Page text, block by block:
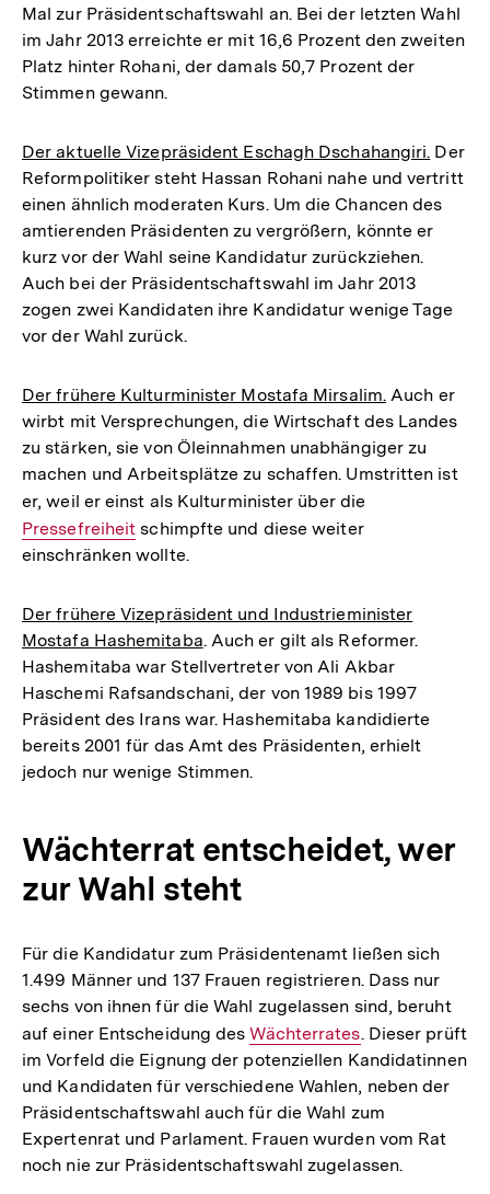
Mal zur Präsidentschaftswahl an. Bei der letzten Wahl
im Jahr 2013 erreichte er mit 16,6 Prozent den zweiten
Platz hinter Rohani, der damals 50,7 Prozent der
Stimmen gewann.
Der aktuelle Vizepräsident Eschagh Dschahangiri. Der
Reformpolitiker steht Hassan Rohani nahe und vertritt
einen ähnlich moderaten Kurs. Um die Chancen des
amtierenden Präsidenten zu vergrößern, könnte er
kurz vor der Wahl seine Kandidatur zurückziehen.
Auch bei der Präsidentschaftswahl im Jahr 2013
zogen zwei Kandidaten ihre Kandidatur wenige Tage
vor der Wahl zurück.
Der frühere Kulturminister Mostafa Mirsalim.Auch er
wirbt mit Versprechungen, die Wirtschaft des Landes
zu stärken, sie von Öleinnahmen unabhängiger zu
machen und Arbeitsplätze zu schaffen. Umstritten ist
er, weil er einst als Kulturminister über die
Pressefreiheit schimpfte und diese weiter
einschränken wollte.
Der frühere Vizepräsident und Industrieminister
Mostafa Hashemitaba. Auch er gilt als Reformer.
Hashemitaba war Stellvertreter von Ali Akbar
Haschemi Rafsandschani, der von 1989 bis 1997
Präsident des Irans war. Hashemitaba kandidierte
bereits 2001 für das Amt des Präsidenten, erhielt
jedoch nur wenige Stimmen.
Wächterrat entscheidet, wer
zur Wahl steht
Für die Kandidatur zum Präsidentenamt ließen sich
1.499 Männer und 137 Frauen registrieren. Dass nur
sechs von ihnen für die Wahl zugelassen sind, beruht
auf einer Entscheidung desInterner
Link:
Wächterrates. Dieser prüft
im Vorfeld die Eignung der potenziellen Kandidatinnen
und Kandidaten für verschiedene Wahlen, neben der
Präsidentschaftswahl auch für die Wahl zum
Expertenrat und Parlament. Frauen wurden vom Rat
noch nie zur Präsidentschaftswahl zugelassen.